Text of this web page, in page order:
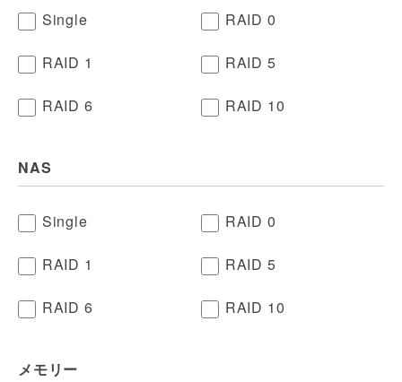
Single RAID 0
RAID 1 RAID 5
RAID 6 RAID 10
NAS
Single RAID 0
RAID 1 RAID 5
RAID 6 RAID 10
メモリー